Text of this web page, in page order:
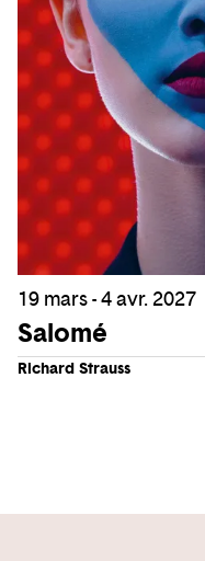
19 mars - 4 avr. 2027
Salomé
Richard Strauss